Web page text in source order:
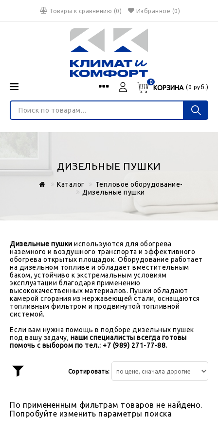
Товары к сравнению (0) Избранное (0)
Menu
Войти
€ $ руб.
КОРЗИНА
0
(0 руб.)
О нас
НЕ ЯВЛЯЕТСЯ ПУБЛИЧНОЙ ОФЕРТОЙ
Доставка и оплата
Блог
ДИЗЕЛЬНЫЕ ПУШКИ
Каталог
Тепловое оборудование-
Дизельные пушки
Дизельные пушки используются для обогрева
наземного и воздушного транспорта и эффективного
обогрева открытых площадок. Оборудование работает
на дизельном топливе и обладает вместительным
баком, устойчиво к экстремальным условиям
эксплуатации благодаря применению
высококачественных материалов. Пушки обладают
камерой сгорания из нержавеющей стали, оснащаются
топливным фильтром и продвинутой топливной
системой.
Если вам нужна помощь в подборе дизельных пушек
под вашу задачу, наши специалисты всегда готовы
помочь с выбором по тел.: +7 (989) 271-77-88.
Сортировать:
По примененным фильтрам товаров не найдено.
Попробуйте изменить параметры поиска